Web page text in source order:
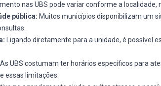
nas UBS pode variar conforme a localidade,
pública: Muitos municípios disponibilizam um
Ligando diretamente para a unidade, é possível
As UBS costumam ter horários específicos para
essas limitações.